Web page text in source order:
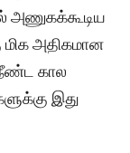
அணுகக்கூடிய
மிக அதிகமான
கால
இது